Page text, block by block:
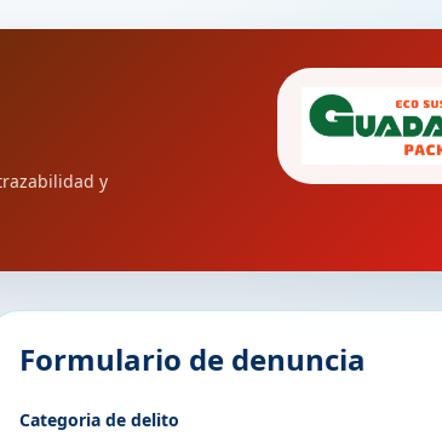
y
Formulario de denuncia
Categoria de delito